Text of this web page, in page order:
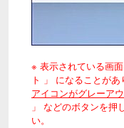
※ 表示されている画
ト 」 になることがあ
アイコンがグレーア
」 などのボタンを押
い。